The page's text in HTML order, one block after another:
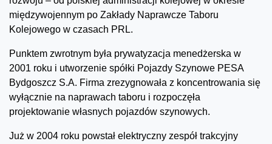
międzywojennym po Zakłady Naprawcze Taboru
Kolejowego w czasach PRL.
Punktem zwrotnym była prywatyzacja menedżerska w
2001 roku i utworzenie spółki Pojazdy Szynowe PESA
Bydgoszcz S.A. Firma zrezygnowała z koncentrowania się
wyłącznie na naprawach taboru i rozpoczęła
projektowanie własnych pojazdów szynowych.
Już w 2004 roku powstał elektryczny zespół trakcyjny